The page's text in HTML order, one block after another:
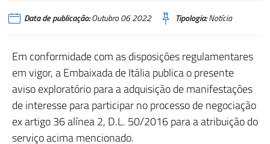
Data de publicação:Outubro 06 2022 Tipologia:Notícia
Em conformidade com as disposições regulamentares
em vigor, a Embaixada de Itália publica o presente
aviso exploratório para a adquisição de manifestações
de interesse para participar no processo de negociação
ex artigo 36 alínea 2, D.L. 50/2016 para a atribuição do
serviço acima mencionado.